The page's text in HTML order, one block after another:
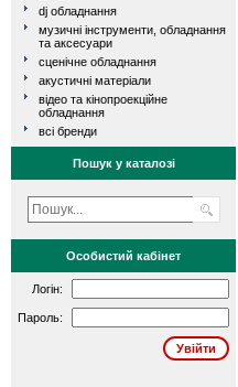
dj обладнання
музичні інструменти, обладнання
та аксесуари
сценічне обладнання
акустичні матеріали
відео та кінопроекційне
обладнання
всі бренди
Пошук у каталозі
Особистий кабінет
Логін:
Пароль: